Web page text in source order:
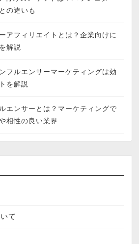
の違いも
アフィリエイトとは？企業向けに
解説
フルエンサーマーケティングは効
を解説
エンサーとは？マーケティングで
相性の良い業界
て